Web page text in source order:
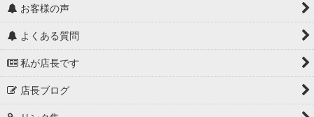
お客様の声
よくある質問
私が店長です
店長ブログ